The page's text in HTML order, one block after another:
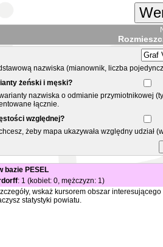
nazwiska (mianownik, liczba
żeński i męski?
nazwiska o odmianie przymiotnikowej
łącznie.
względnej?
żeby mapa ukazywała względny
bazie PESEL
: 1 (kobiet: 0, mężczyzn: 1)
wskaż kursorem obszar
statystyki powiatu.